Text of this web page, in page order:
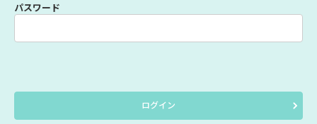
パスワード
ログイン